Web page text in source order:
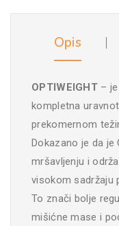
Opis
OPTIWEIGHT –
kompletna
prekomernom
Dokazano je da je
mršavljenju i
visokom sadržaju
To znači bolje
mišićne mase i